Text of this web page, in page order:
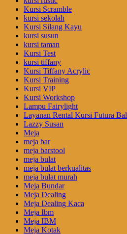
Kursi Scramble
kursi sekolah
Kursi Silang Kayu
kursi susun
kursi taman
Kursi Test
kursi tiffany
Kursi Tiffany Acrylic
Kursi Training
Kursi VIP
Kursi Workshop
Lampu Fairylight
Layanan Rental Kursi Futura
Lazzy Susan
Meja
meja bar
meja barstool
meja bulat
meja bulat berkualitas
meja bulat murah
Meja Bundar
Meja Dealing
Meja Dealing Kaca
Meja Ibm
Meja IBM
Meja Kotak